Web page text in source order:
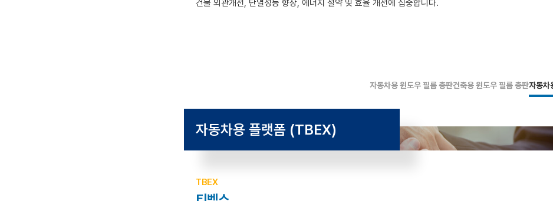
건물 외관개선, 단열성능 향상, 에너지 절약 및 효율 개선에 집중합니다.
자동차용 윈도우 필름 총판건축용 윈도우 필름 총판자동
자동차용 플랫폼 (TBEX)
TBEX